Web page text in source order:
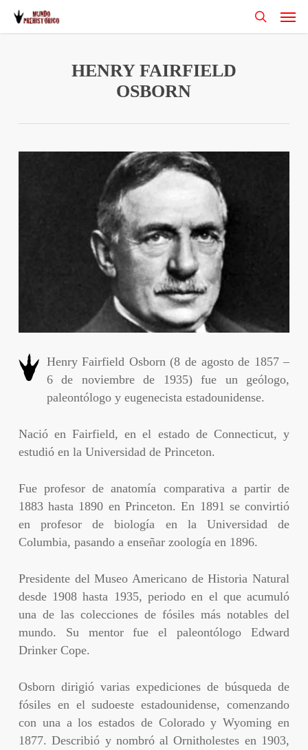
search
Menu
HENRY FAIRFIELD
OSBORN
Henry Fairfield Osborn (8 de agosto de 1857 –
6 de noviembre de 1935) fue un geólogo,
paleontólogo y eugenecista estadounidense.
Nació en Fairfield, en el estado de Connecticut, y
estudió en la Universidad de Princeton.
Fue profesor de anatomía comparativa a partir de
1883 hasta 1890 en Princeton. En 1891 se convirtió
en profesor de biología en la Universidad de
Columbia, pasando a enseñar zoología en 1896.
Presidente del Museo Americano de Historia Natural
desde 1908 hasta 1935, periodo en el que acumuló
una de las colecciones de fósiles más notables del
mundo. Su mentor fue el paleontólogo Edward
Drinker Cope.
Osborn dirigió varias expediciones de búsqueda de
fósiles en el sudoeste estadounidense, comenzando
con una a los estados de Colorado y Wyoming en
1877. Describió y nombró al Ornitholestes en 1903,